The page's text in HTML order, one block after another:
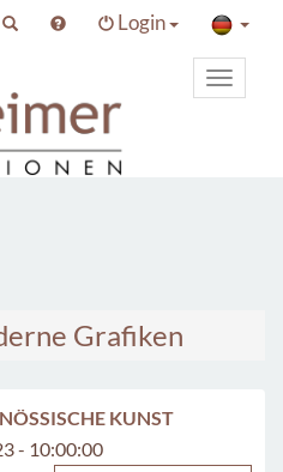
Login
Toggle
Grafiken
KUNST
- 10:00:00